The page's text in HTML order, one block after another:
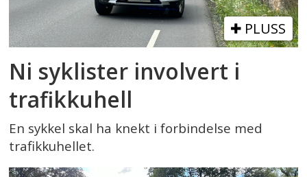
PLUSS
Ni syklister involvert i
trafikkuhell
En sykkel skal ha knekt i forbindelse med
trafikkuhellet.